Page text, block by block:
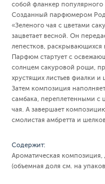
собой фланкер популярного
Созданный парфюмером
«Зеленого чая с цветами
зацветает весной. Он
лепестков, раскрывающихся
Парфюм стартует с
солнцем сакуровой рощи,
хрустящих листьев фиалки и
Затем композиция
самбака, переплетенными с
чая. А завершает
смолистая амбретта и
Содержит:
Ароматическая
(объемная доля см. на